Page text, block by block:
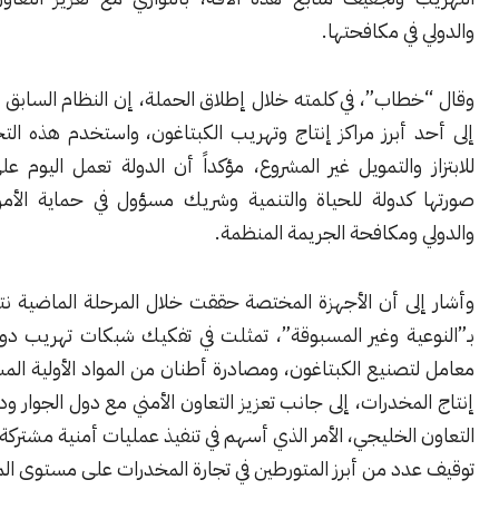
مكافحتها.
في كلمته خلال إطلاق الحملة، إن النظام السابق حوّل سوريا
مراكز إنتاج وتهريب الكبتاغون، واستخدم هذه التجارة وسيلة
والتمويل غير المشروع، مؤكداً أن الدولة تعمل اليوم على استعادة
للحياة والتنمية وشريك مسؤول في حماية الأمن الإقليمي
ومكافحة الجريمة المنظمة.
أن الأجهزة المختصة حققت خلال المرحلة الماضية نتائج وصفها
وغير المسبوقة”، تمثلت في تفكيك شبكات تهريب دولية، وضبط
الكبتاغون، ومصادرة أطنان من المواد الأولية المستخدمة في
إلى جانب تعزيز التعاون الأمني مع دول الجوار ودول مجلس
الخليجي، الأمر الذي أسهم في تنفيذ عمليات أمنية مشتركة أفضت إلى
من أبرز المتورطين في تجارة المخدرات على مستوى المنطقة.